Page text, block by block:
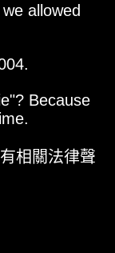
allowed
? Because
相關法律聲